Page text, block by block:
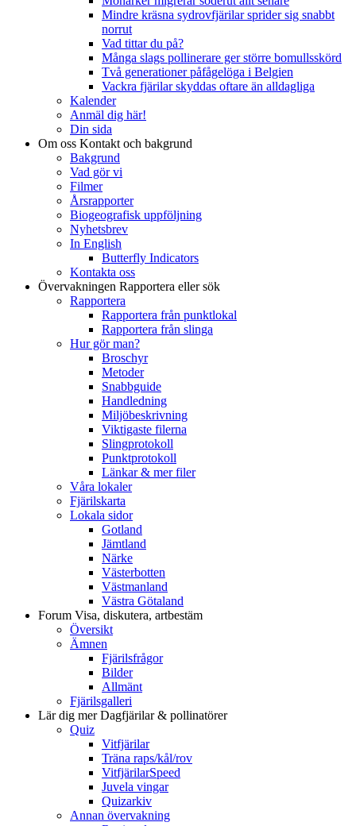
Mindre kräsna sydrovfjärilar sprider sig snabbt
norrut
Vad tittar du på?
Många slags pollinerare ger större bomullsskörd
Två generationer påfågelöga i Belgien
Vackra fjärilar skyddas oftare än alldagliga
Kalender
Anmäl dig här!
Din sida
Om oss Kontakt och bakgrund
Bakgrund
Vad gör vi
Filmer
Årsrapporter
Biogeografisk uppföljning
Nyhetsbrev
In English
Butterfly Indicators
Kontakta oss
Övervakningen Rapportera eller sök
Rapportera
Rapportera från punktlokal
Rapportera från slinga
Hur gör man?
Broschyr
Metoder
Snabbguide
Handledning
Miljöbeskrivning
Viktigaste filerna
Slingprotokoll
Punktprotokoll
Länkar & mer filer
Våra lokaler
Fjärilskarta
Lokala sidor
Gotland
Jämtland
Närke
Västerbotten
Västmanland
Västra Götaland
Forum Visa, diskutera, artbestäm
Översikt
Ämnen
Fjärilsfrågor
Bilder
Allmänt
Fjärilsgalleri
Lär dig merDagfjärilar & pollinatörer
Quiz
Vitfjärilar
Träna raps/kål/rov
VitfjärilarSpeed
Juvela vingar
Quizarkiv
Annan övervakning